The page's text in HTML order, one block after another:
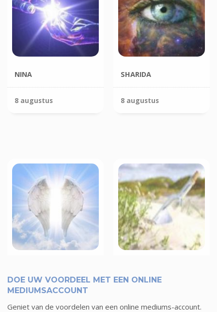
NINA
8 augustus
SHARIDA
8 augustus
8 augustus
DOE UW VOORDEEL MET EEN ONLINE
MEDIUMSACCOUNT
Geniet van de voordelen van een online mediums-account.